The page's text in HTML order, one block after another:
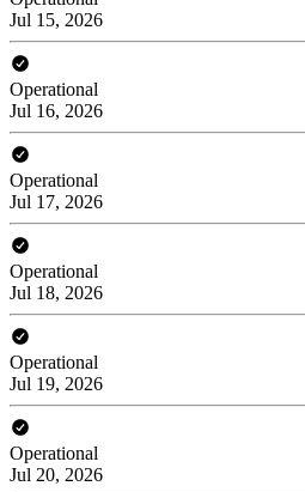
Jul 15, 2026
Operational
Jul 16, 2026
Operational
Jul 17, 2026
Operational
Jul 18, 2026
Operational
Jul 19, 2026
Operational
Jul 20, 2026